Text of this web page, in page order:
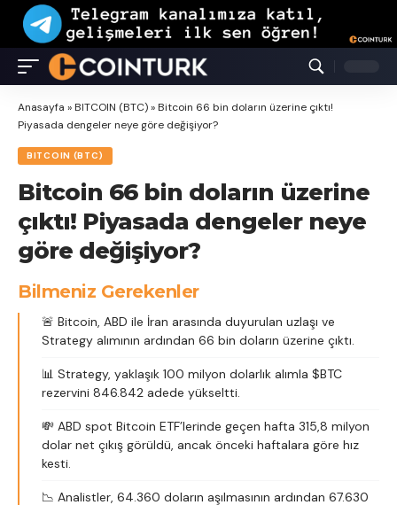
Anasayfa »BITCOIN (BTC)»Bitcoin 66 bin doların üzerine çıktı!
Piyasada dengeler neye göre değişiyor?
BITCOIN (BTC)
Bitcoin 66 bin doların üzerine
çıktı! Piyasada dengeler neye
göre değişiyor?
Bilmeniz Gerekenler
🚨 Bitcoin, ABD ile İran arasında duyurulan uzlaşı ve
Strategy alımının ardından 66 bin doların üzerine çıktı.
📊 Strategy, yaklaşık 100 milyon dolarlık alımla $BTC
rezervini 846.842 adede yükseltti.
💸 ABD spot Bitcoin ETF’lerinde geçen hafta 315,8 milyon
dolar net çıkış görüldü, ancak önceki haftalara göre hız
kesti.
📉 Analistler, 64.360 doların aşılmasının ardından 67.630